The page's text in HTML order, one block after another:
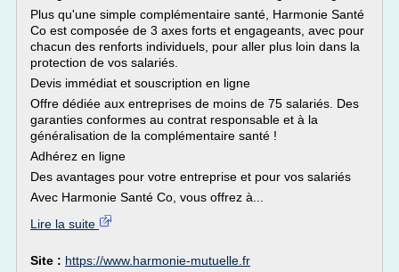
Plus qu'une simple complémentaire santé, Harmonie Santé
Co est composée de 3 axes forts et engageants, avec pour
chacun des renforts individuels, pour aller plus loin dans la
protection de vos salariés.
Devis immédiat et souscription en ligne
Offre dédiée aux entreprises de moins de 75 salariés. Des
garanties conformes au contrat responsable et à la
généralisation de la complémentaire santé !
Adhérez en ligne
Des avantages pour votre entreprise et pour vos salariés
Avec Harmonie Santé Co, vous offrez à...
Lire la suite
Site : https://www.harmonie-mutuelle.fr